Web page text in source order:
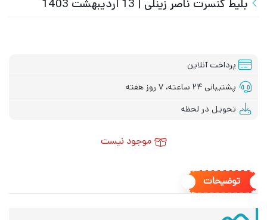
بلیط کنسرت ناصر زینلی | 13 اردیبهشت 1403
پرداخت آنلاین
پشتیبانی ۲۴ ساعته، ۷ روز هفته
تحویل در لحظه
موجود نیست
توضیحات